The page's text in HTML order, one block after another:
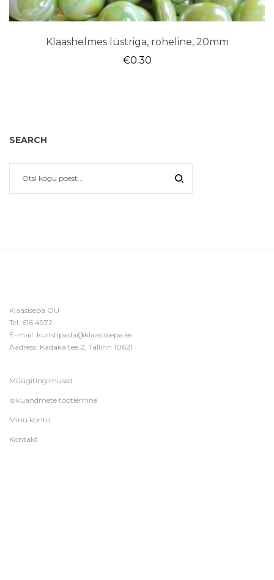
Klaashelmes lüstriga, roheline, 20mm
€0.30
SEARCH
Klaasisepa OÜ
Tel: 616 4972
E-mail: kunstipada@klaasissepa.ee
Aadress: Kadaka tee 2, Tallinn 10621
Müügitingimused
Isikuandmete töötlemine
Minu konto
Kontakt